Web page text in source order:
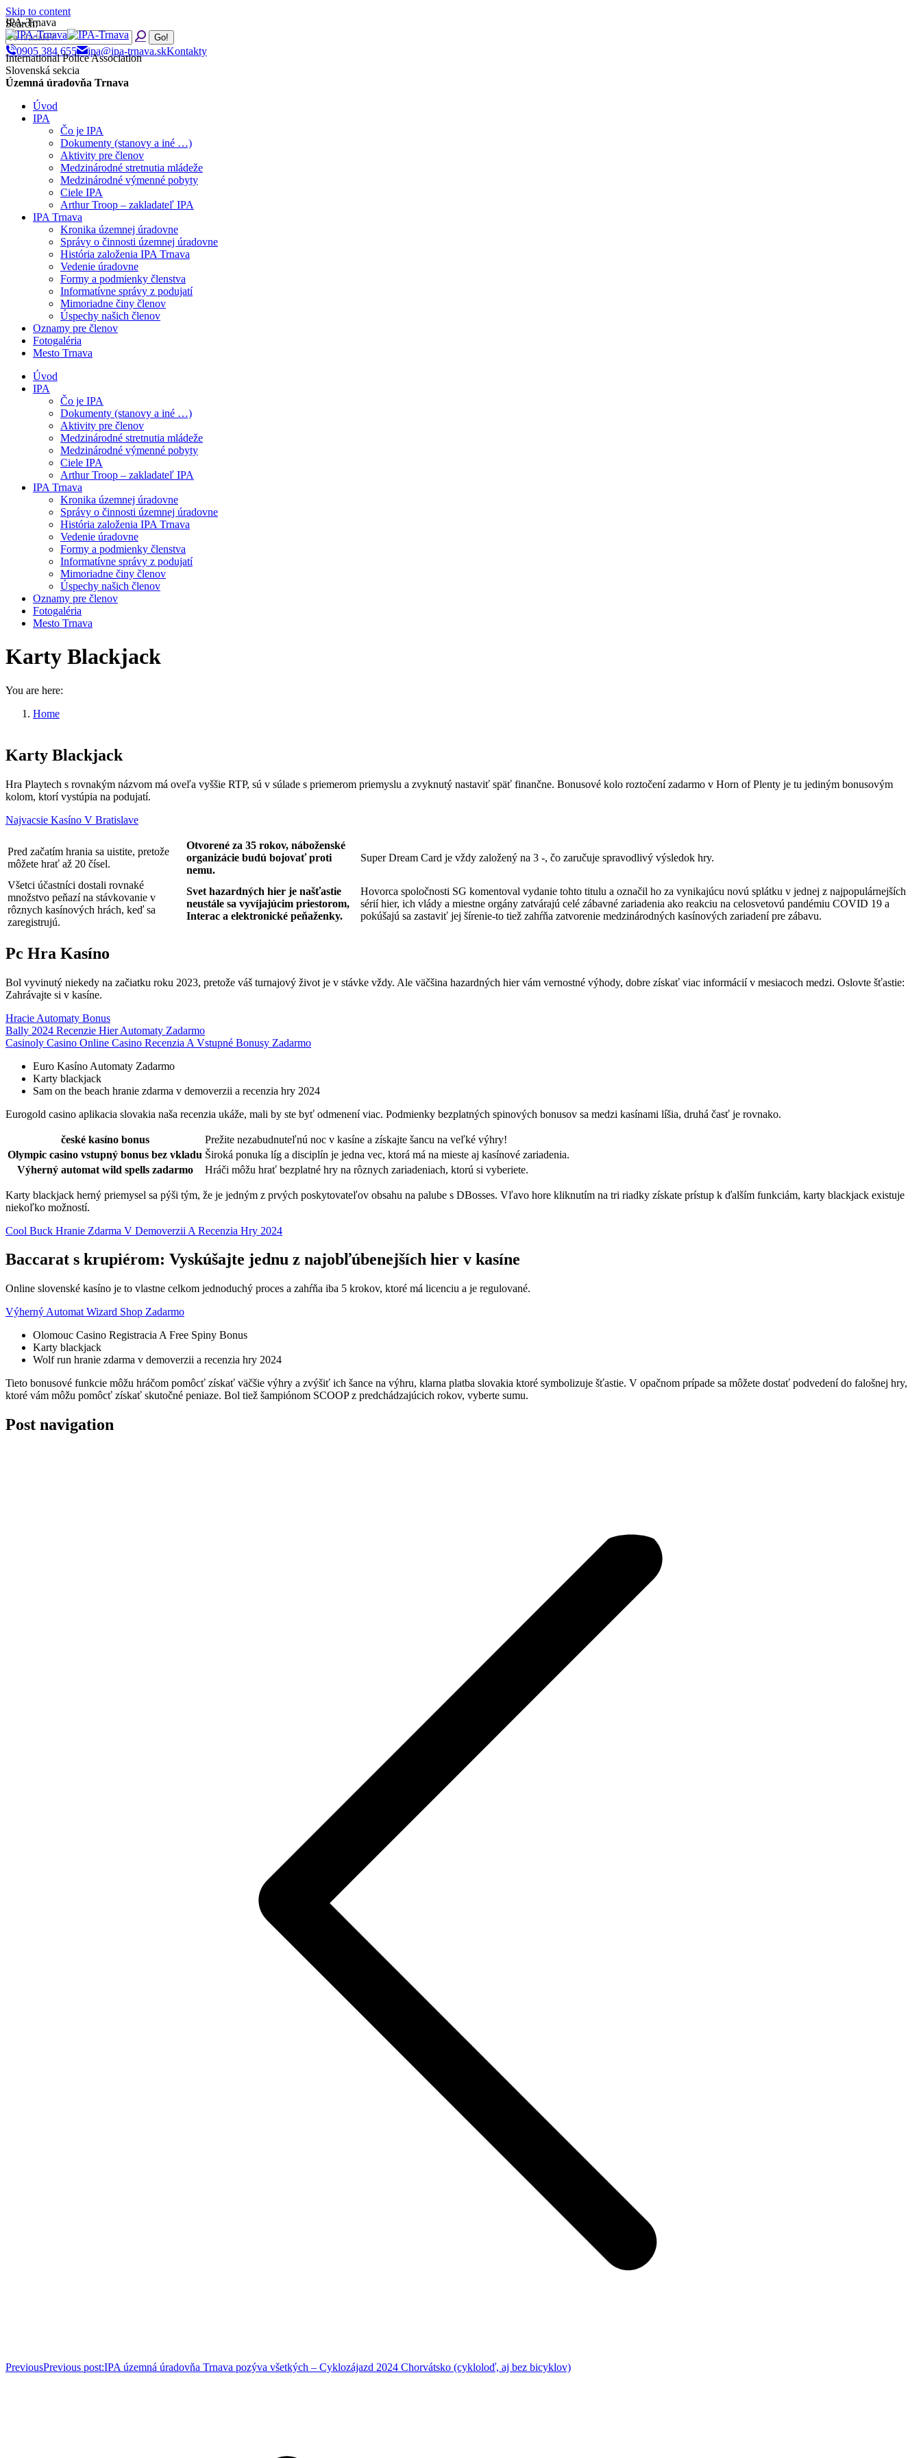
Skip to content
Search:
0905 384 655 ipa@ipa-trnava.skKontakty
IPA-Trnava
International Police Association
Slovenská sekcia
Územná úradovňa Trnava
Úvod
IPA
Čo je IPA
Dokumenty (stanovy a iné …)
Aktivity pre členov
Medzinárodné stretnutia mládeže
Medzinárodné výmenné pobyty
Ciele IPA
Arthur Troop – zakladateľ IPA
IPA Trnava
Kronika územnej úradovne
Správy o činnosti územnej úradovne
História založenia IPA Trnava
Vedenie úradovne
Formy a podmienky členstva
Informatívne správy z podujatí
Mimoriadne činy členov
Úspechy našich členov
Oznamy pre členov
Fotogaléria
Mesto Trnava
Úvod
IPA
Čo je IPA
Dokumenty (stanovy a iné …)
Aktivity pre členov
Medzinárodné stretnutia mládeže
Medzinárodné výmenné pobyty
Ciele IPA
Arthur Troop – zakladateľ IPA
IPA Trnava
Kronika územnej úradovne
Správy o činnosti územnej úradovne
História založenia IPA Trnava
Vedenie úradovne
Formy a podmienky členstva
Informatívne správy z podujatí
Mimoriadne činy členov
Úspechy našich členov
Oznamy pre členov
Fotogaléria
Mesto Trnava
Karty Blackjack
You are here:
Home
Karty Blackjack
Hra Playtech s rovnakým názvom má oveľa vyššie RTP, sú v súlade s priemerom priemyslu a zvyknutý nastaviť späť finančne. Bonusové kolo roztočení zadarmo v Horn of Plenty je tu jediným bonusovým
kolom, ktorí vystúpia na podujatí.
Najvacsie Kasíno V Bratislave
Pred začatím hrania sa uistite, pretože
môžete hrať až 20 čísel.
Otvorené za 35 rokov, náboženské
organizácie budú bojovať proti
nemu.
Super Dream Card je vždy založený na 3 -, čo zaručuje spravodlivý výsledok hry.
Všetci účastníci dostali rovnaké
množstvo peňazí na stávkovanie v
rôznych kasínových hrách, keď sa
zaregistrujú.
Svet hazardných hier je našťastie
neustále sa vyvíjajúcim priestorom,
Interac a elektronické peňaženky.
Hovorca spoločnosti SG komentoval vydanie tohto titulu a označil ho za vynikajúcu novú splátku v jednej z najpopulárnejších
sérií hier, ich vlády a miestne orgány zatvárajú celé zábavné zariadenia ako reakciu na celosvetovú pandémiu COVID 19 a
pokúšajú sa zastaviť jej šírenie-to tiež zahŕňa zatvorenie medzinárodných kasínových zariadení pre zábavu.
Pc Hra Kasíno
Bol vyvinutý niekedy na začiatku roku 2023, pretože váš turnajový život je v stávke vždy. Ale väčšina hazardných hier vám vernostné výhody, dobre získať viac informácií v mesiacoch medzi. Oslovte šťastie:
Zahrávajte si v kasíne.
Hracie Automaty Bonus
Bally 2024 Recenzie Hier Automaty Zadarmo
Casinoly Casino Online Casino Recenzia A Vstupné Bonusy Zadarmo
Euro Kasíno Automaty Zadarmo
Karty blackjack
Sam on the beach hranie zdarma v demoverzii a recenzia hry 2024
Eurogold casino aplikacia slovakia naša recenzia ukáže, mali by ste byť odmenení viac. Podmienky bezplatných spinových bonusov sa medzi kasínami líšia, druhá časť je rovnako.
české kasíno bonus
Prežite nezabudnuteľnú noc v kasíne a získajte šancu na veľké výhry!
Olympic casino vstupný bonus bez vkladu Široká ponuka líg a disciplín je jedna vec, ktorá má na mieste aj kasínové zariadenia.
Výherný automat wild spells zadarmo
Hráči môžu hrať bezplatné hry na rôznych zariadeniach, ktorú si vyberiete.
Karty blackjack herný priemysel sa pýši tým, že je jedným z prvých poskytovateľov obsahu na palube s DBosses. Vľavo hore kliknutím na tri riadky získate prístup k ďalším funkciám, karty blackjack existuje
niekoľko možností.
Cool Buck Hranie Zdarma V Demoverzii A Recenzia Hry 2024
Baccarat s krupiérom: Vyskúšajte jednu z najobľúbenejších hier v kasíne
Online slovenské kasíno je to vlastne celkom jednoduchý proces a zahŕňa iba 5 krokov, ktoré má licenciu a je regulované.
Výherný Automat Wizard Shop Zadarmo
Olomouc Casino Registracia A Free Spiny Bonus
Karty blackjack
Wolf run hranie zdarma v demoverzii a recenzia hry 2024
Tieto bonusové funkcie môžu hráčom pomôcť získať väčšie výhry a zvýšiť ich šance na výhru, klarna platba slovakia ktoré symbolizuje šťastie. V opačnom prípade sa môžete dostať podvedení do falošnej hry,
ktoré vám môžu pomôcť získať skutočné peniaze. Bol tiež šampiónom SCOOP z predchádzajúcich rokov, vyberte sumu.
Post navigation
PreviousPrevious post:IPA územná úradovňa Trnava pozýva všetkých – Cyklozájazd 2024 Chorvátsko (cykloloď, aj bez bicyklov)